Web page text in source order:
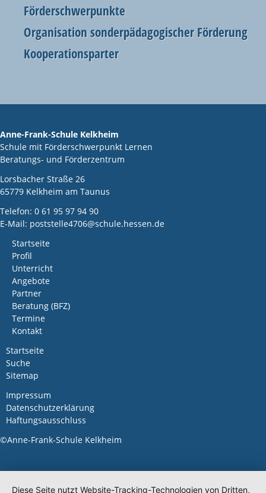
Förderschwerpunkte
Organisation sonderpädagogischer Förderung
Kooperationsparter
Anne-Frank-Schule Kelkheim
Schule mit Förderschwerpunkt Lernen
Beratungs- und Förderzentrum
Lorsbacher Straße 26
65779 Kelkheim am Taunus
Telefon: 0 61 95 97 94 90
E-Mail: poststelle4706@schule.hessen.de
Navigation
überspringen
Startseite
Profil
Unterricht
Angebote
Partner
Beratung (BFZ)
Termine
Kontakt
Navigation
überspringen
Startseite
Suche
Sitemap
Navigation
überspringen
Impressum
Datenschutzerklärung
Haftungsausschluss
©Anne-Frank-Schule Kelkheim
Diese Seite nutzt Website-Tracking-Technologien von Dritten,